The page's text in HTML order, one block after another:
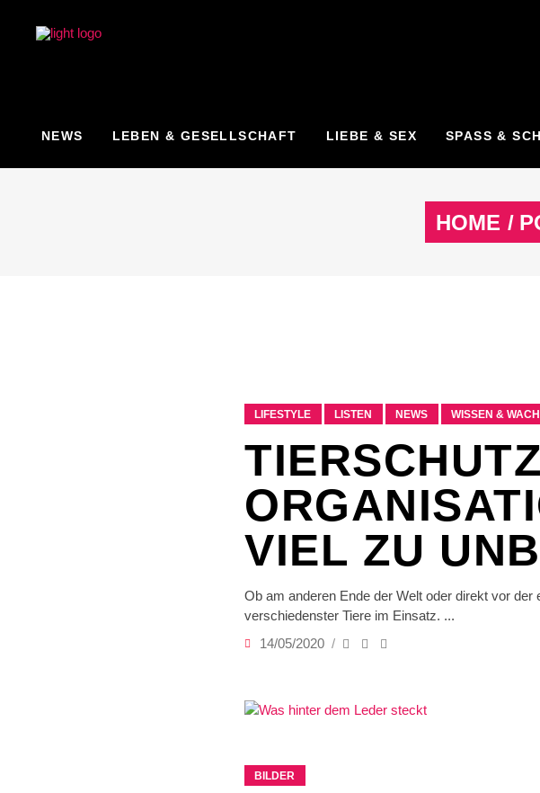
NEWS LEBEN & GESELLSCHAFT LIEBE & SEX SPASS &
HOME /
LIFESTYLE LISTEN NEWS WISSEN &
VIEL ZU
Ob am anderen Ende der Welt oder direkt vor
verschiedenster Tiere im Einsatz.
14/05/2020
BILDER